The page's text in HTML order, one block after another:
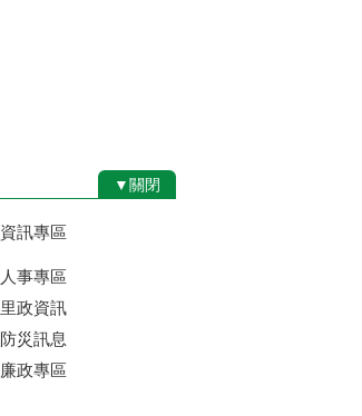
▼關閉
資訊專區
人事專區
里政資訊
防災訊息
廉政專區